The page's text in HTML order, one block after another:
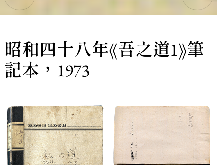
昭和四十八年《吾之道1》筆
記本，1973